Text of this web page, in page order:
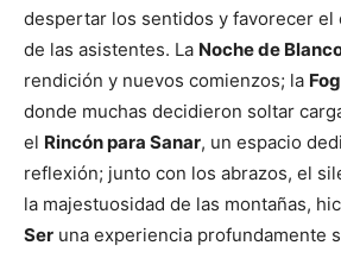
despertar los sentidos y favorecer
de las asistentes. La Noche de
rendición y nuevos comienzos; la
donde muchas decidieron soltar
el Rincón para Sanar, un espacio
reflexión; junto con los abrazos, el
la majestuosidad de las montañas,
Ser una experiencia profundamente